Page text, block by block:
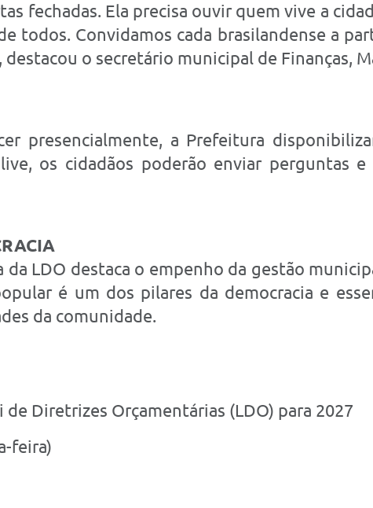
fechadas. Ela precisa ouvir quem vive a
todos. Convidamos cada brasilandense a
o secretário municipal de Finanças,
presencialmente, a Prefeitura
os cidadãos poderão enviar perguntas
da LDO destaca o empenho da gestão
é um dos pilares da democracia e
da comunidade.
de Diretrizes Orçamentárias (LDO) para 2027
feira)